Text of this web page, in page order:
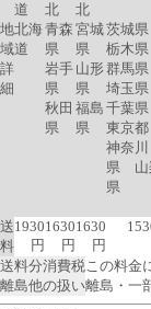
道
北
北
地
域
詳
細
北海
道
青森
県
岩手
県
秋田
県
宮城
県
山形
県
福島
県
茨城
栃木
群馬
埼玉
千葉
東京
神奈川
県 山
県
送
料
1930
円
1630
円
1630
円
送料分消費税この料金
離島他の扱い離島・一